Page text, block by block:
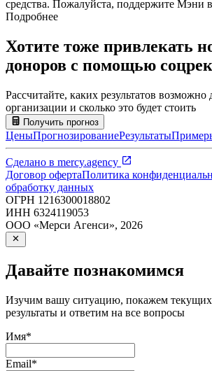
средства. Пожалуйста, поддержите Мэни
Подробнее
Хотите тоже привлекать
доноров с помощью
Рассчитайте, каких результатов возможно
организации и сколько это будет стоить
Получить прогноз
ЦеныПрогнозированиеРезультаты
Сделано в mercy.agency
Договор офертаПолитика
обработку данных
ОГРН 1216300018802
ИНН 6324119053
ООО «Мерси Агенси», 2026
Давайте познакомимся
Изучим вашу ситуацию, покажем
результаты и ответим на все вопросы
Имя*
Email*